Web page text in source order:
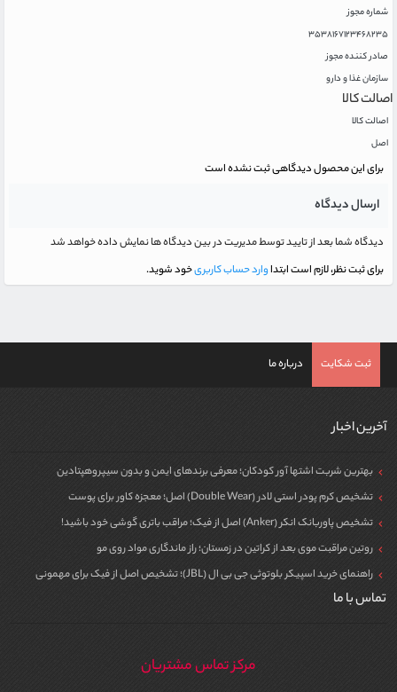
شماره مجوز
۳۵۳۸۱۶۷۱۲۳۴۶۸۲۳۵
صادر کننده مجوز
سازمان غذا و دارو
اصالت کالا
اصالت کالا
اصل
برای این محصول دیدگاهی ثبت نشده است
ارسال دیدگاه
دیدگاه شما بعد از تایید توسط مدیریت در بین دیدگاه ها نمایش داده خواهد شد
برای ثبت نظر، لازم است ابتداوارد حساب کاربریخود شوید.
ثبت شکایت درباره ما
آخرین اخبار
بهترین شربت اشتها آور کودکان؛ معرفی برندهای ایمن و بدون سیپروهپتادین
تشخیص کرم پودر استی لادر (Double Wear) اصل؛ معجزه کاور برای پوست
تشخیص پاوربانک انکر (Anker) اصل از فیک؛ مراقب باتری گوشی خود باشید!
روتین مراقبت موی بعد از کراتین در زمستان؛ راز ماندگاری مواد روی مو
راهنمای خرید اسپیکر بلوتوثی جی بی ال (JBL)؛ تشخیص اصل از فیک برای مهمونی
تماس با ما
مرکز تماس مشتریان